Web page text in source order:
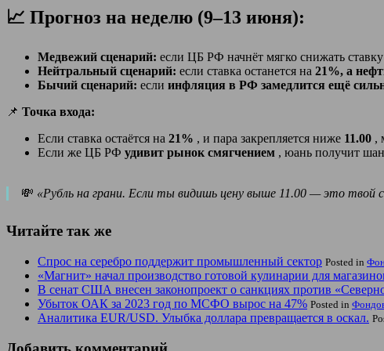
📈 Прогноз на неделю (9–13 июня):
Медвежий сценарий: если ЦБ РФ начнёт мягко снижать
Нейтральный сценарий: если ставка останется на 21%, а
Бычий сценарий: если инфляция в РФ замедлится ещё
📌 Точка входа:
Если ставка остаётся на 21% , и пара закрепляется ниже 11.00 ,
Если же ЦБ РФ удивит рынок смягчением , юань получит
💸 «Рубль на грани. Если ты видишь цену выше 11.00 — это
Читайте так же
Спрос на серебро поддержит промышленный сектор Posted in
«Магнит» начал производство готовой кулинарии для
В сенат США внесен законопроект о санкциях против
Убыток ОАК за 2023 год по МСФО вырос на 47% Posted in
Аналитика EUR/USD. Улыбка доллара превращается в оскал.